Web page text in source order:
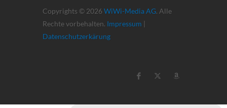
Copyrights © 2026 WiWi-Media AG. Alle
Rechte vorbehalten. Impressum |
Datenschutzerkärung